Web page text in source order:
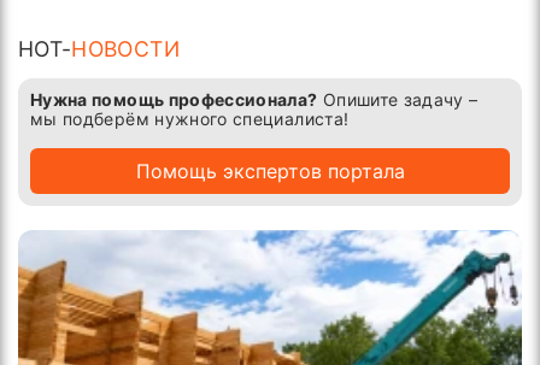
HOT-НОВОСТИ
Нужна помощь профессионала? Опишите задачу –
мы подберём нужного специалиста!
Помощь экспертов портала